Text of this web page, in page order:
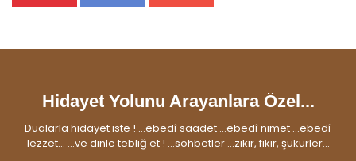
Hidayet Yolunu Arayanlara Özel...
Dualarla hidayet iste ! ...ebedî saadet ...ebedî nimet ...ebedî
lezzet... ...ve dinle tebliğ et ! ...sohbetler ...zikir, fikir, şükürler...